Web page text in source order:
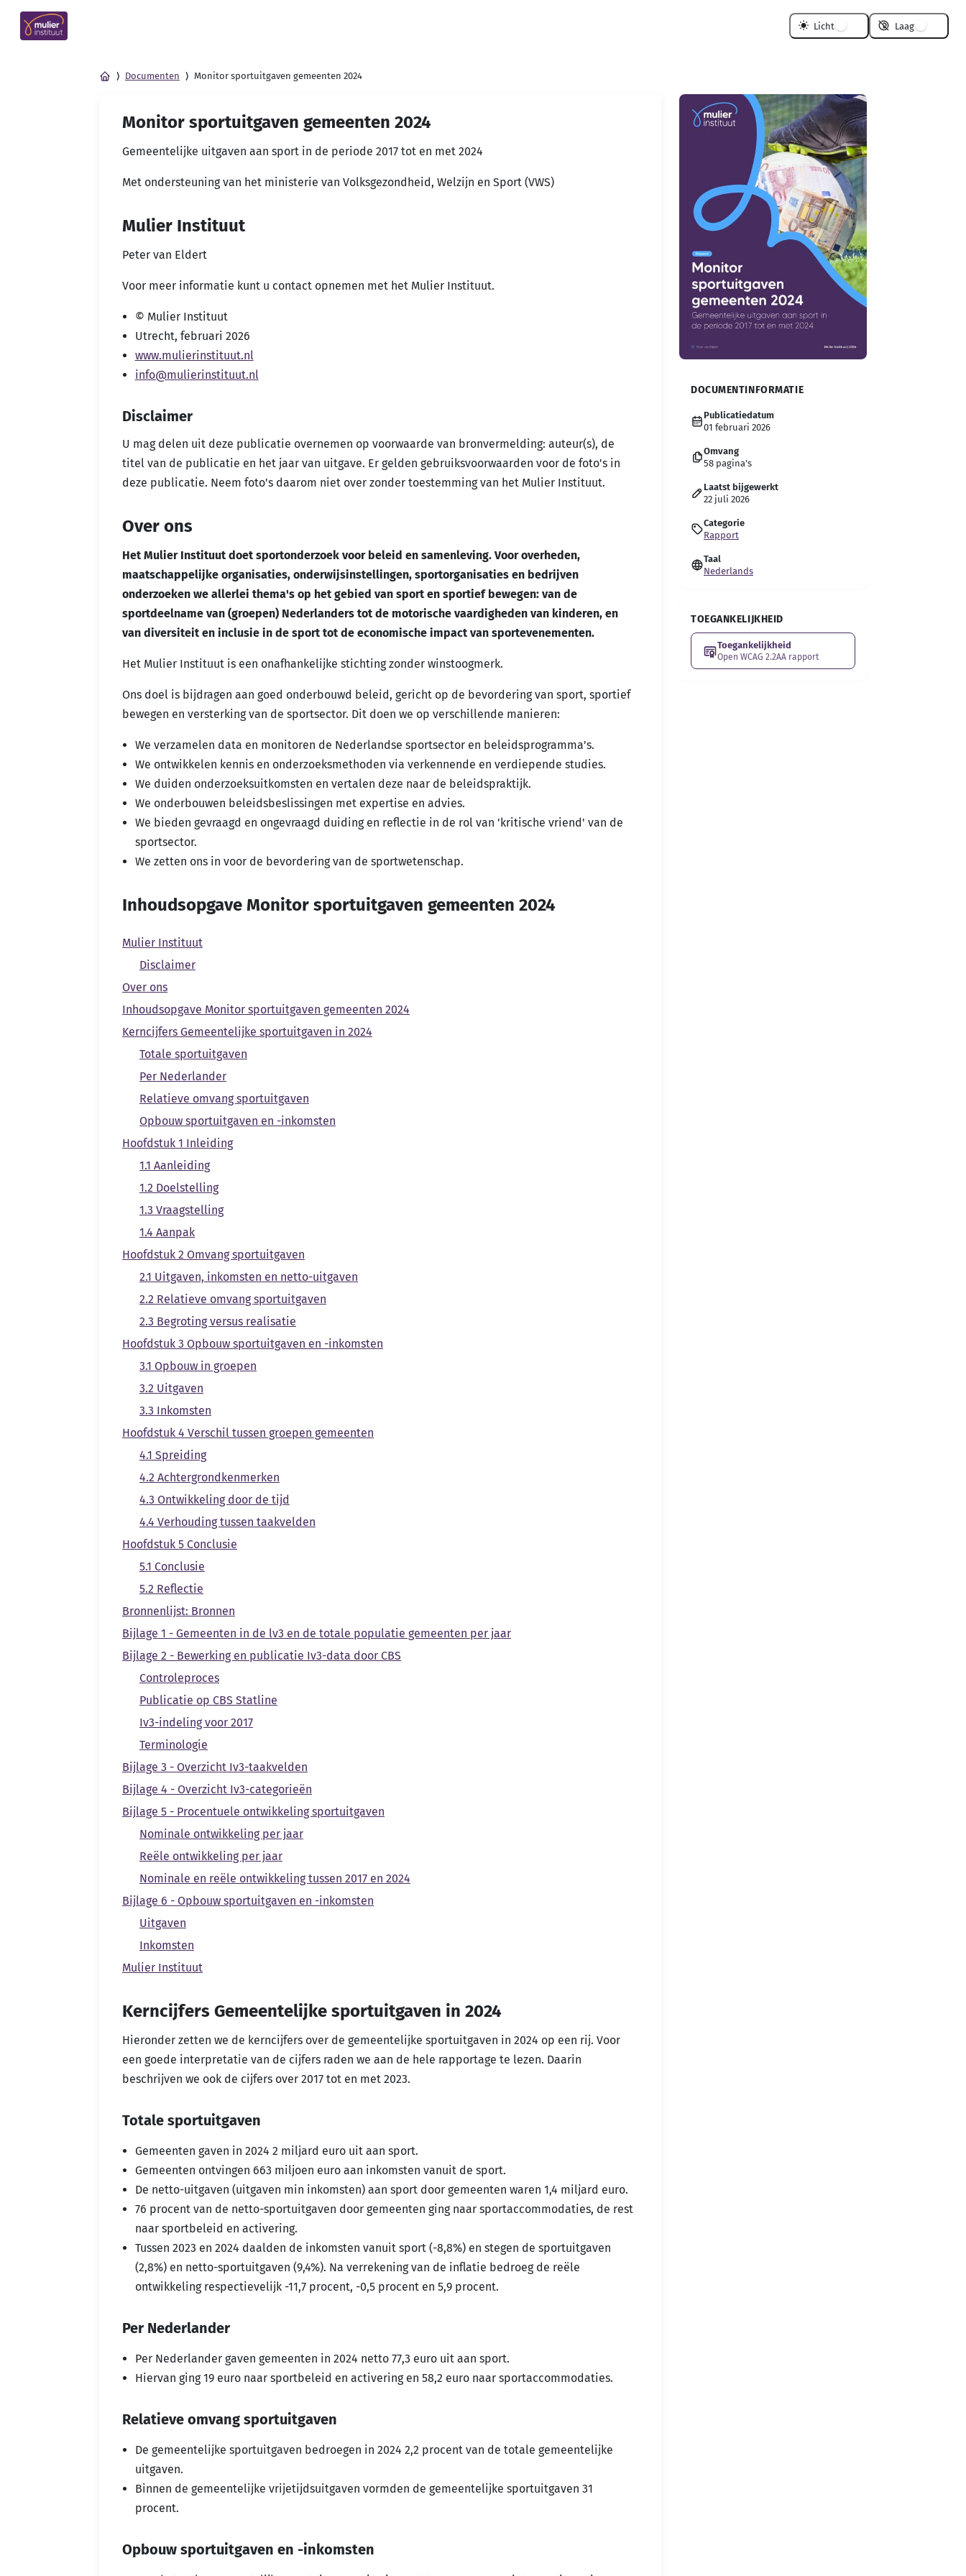
Licht Laag
Documenten Monitor sportuitgaven gemeenten 2024
Monitor sportuitgaven gemeenten 2024
Gemeentelijke uitgaven aan sport in de periode 2017 tot en met 2024
Met ondersteuning van het ministerie van Volksgezondheid, Welzijn en Sport (VWS)
Mulier Instituut
Peter van Eldert
Voor meer informatie kunt u contact opnemen met het Mulier Instituut.
© Mulier Instituut
Utrecht, februari 2026
www.mulierinstituut.nl
info@mulierinstituut.nl
Disclaimer
U mag delen uit deze publicatie overnemen op voorwaarde van bronvermelding: auteur(s), de
titel van de publicatie en het jaar van uitgave. Er gelden gebruiksvoorwaarden voor de foto's in
deze publicatie. Neem foto's daarom niet over zonder toestemming van het Mulier Instituut.
Over ons
Het Mulier Instituut doet sportonderzoek voor beleid en samenleving. Voor overheden,
maatschappelijke organisaties, onderwijsinstellingen, sportorganisaties en bedrijven
onderzoeken we allerlei thema's op het gebied van sport en sportief bewegen: van de
sportdeelname van (groepen) Nederlanders tot de motorische vaardigheden van kinderen, en
van diversiteit en inclusie in de sport tot de economische impact van sportevenementen.
Het Mulier Instituut is een onafhankelijke stichting zonder winstoogmerk.
Ons doel is bijdragen aan goed onderbouwd beleid, gericht op de bevordering van sport, sportief
bewegen en versterking van de sportsector. Dit doen we op verschillende manieren:
We verzamelen data en monitoren de Nederlandse sportsector en beleidsprogramma's.
We ontwikkelen kennis en onderzoeksmethoden via verkennende en verdiepende studies.
We duiden onderzoeksuitkomsten en vertalen deze naar de beleidspraktijk.
We onderbouwen beleidsbeslissingen met expertise en advies.
We bieden gevraagd en ongevraagd duiding en reflectie in de rol van 'kritische vriend' van de
sportsector.
We zetten ons in voor de bevordering van de sportwetenschap.
Inhoudsopgave Monitor sportuitgaven gemeenten 2024
Mulier Instituut
Disclaimer
Over ons
Inhoudsopgave Monitor sportuitgaven gemeenten 2024
Kerncijfers Gemeentelijke sportuitgaven in 2024
Totale sportuitgaven
Per Nederlander
Relatieve omvang sportuitgaven
Opbouw sportuitgaven en -inkomsten
Hoofdstuk 1 Inleiding
1.1 Aanleiding
1.2 Doelstelling
1.3 Vraagstelling
1.4 Aanpak
Hoofdstuk 2 Omvang sportuitgaven
2.1 Uitgaven, inkomsten en netto-uitgaven
2.2 Relatieve omvang sportuitgaven
2.3 Begroting versus realisatie
Hoofdstuk 3 Opbouw sportuitgaven en -inkomsten
3.1 Opbouw in groepen
3.2 Uitgaven
3.3 Inkomsten
Hoofdstuk 4 Verschil tussen groepen gemeenten
4.1 Spreiding
4.2 Achtergrondkenmerken
4.3 Ontwikkeling door de tijd
4.4 Verhouding tussen taakvelden
Hoofdstuk 5 Conclusie
5.1 Conclusie
5.2 Reflectie
Bronnenlijst: Bronnen
Bijlage 1 - Gemeenten in de lv3 en de totale populatie gemeenten per jaar
Bijlage 2 - Bewerking en publicatie Iv3-data door CBS
Controleproces
Publicatie op CBS Statline
Iv3-indeling voor 2017
Terminologie
Bijlage 3 - Overzicht Iv3-taakvelden
Bijlage 4 - Overzicht Iv3-categorieën
Bijlage 5 - Procentuele ontwikkeling sportuitgaven
Nominale ontwikkeling per jaar
Reële ontwikkeling per jaar
Nominale en reële ontwikkeling tussen 2017 en 2024
Bijlage 6 - Opbouw sportuitgaven en -inkomsten
Uitgaven
Inkomsten
Mulier Instituut
Kerncijfers Gemeentelijke sportuitgaven in 2024
Hieronder zetten we de kerncijfers over de gemeentelijke sportuitgaven in 2024 op een rij. Voor
een goede interpretatie van de cijfers raden we aan de hele rapportage te lezen. Daarin
beschrijven we ook de cijfers over 2017 tot en met 2023.
Totale sportuitgaven
Gemeenten gaven in 2024 2 miljard euro uit aan sport.
Gemeenten ontvingen 663 miljoen euro aan inkomsten vanuit de sport.
De netto-uitgaven (uitgaven min inkomsten) aan sport door gemeenten waren 1,4 miljard euro.
76 procent van de netto-sportuitgaven door gemeenten ging naar sportaccommodaties, de rest
naar sportbeleid en activering.
Tussen 2023 en 2024 daalden de inkomsten vanuit sport (-8,8%) en stegen de sportuitgaven
(2,8%) en netto-sportuitgaven (9,4%). Na verrekening van de inflatie bedroeg de reële
ontwikkeling respectievelijk -11,7 procent, -0,5 procent en 5,9 procent.
Per Nederlander
Per Nederlander gaven gemeenten in 2024 netto 77,3 euro uit aan sport.
Hiervan ging 19 euro naar sportbeleid en activering en 58,2 euro naar sportaccommodaties.
Relatieve omvang sportuitgaven
De gemeentelijke sportuitgaven bedroegen in 2024 2,2 procent van de totale gemeentelijke
uitgaven.
Binnen de gemeentelijke vrijetijdsuitgaven vormden de gemeentelijke sportuitgaven 31
procent.
Opbouw sportuitgaven en -inkomsten
DOCUMENTINFORMATIE
Publicatiedatum
01 februari 2026
Omvang
58 pagina's
Laatst bijgewerkt
22 juli 2026
Categorie
Rapport
Taal
Nederlands
TOEGANKELIJKHEID
Toegankelijkheid
Open WCAG 2.2AA rapport